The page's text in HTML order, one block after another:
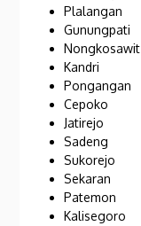
Plalangan
Gunungpati
Nongkosawit
Kandri
Pongangan
Cepoko
Jatirejo
Sadeng
Sukorejo
Sekaran
Patemon
Kalisegoro